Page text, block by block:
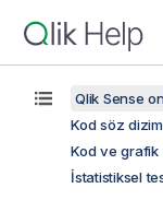
Qlik Sense
Kod söz
Kod ve grafik
İstatistiksel